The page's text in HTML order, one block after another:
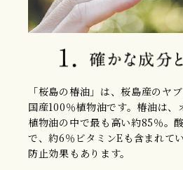
「桜島の椿油」は、桜島産のヤ
国産100％植物油です。椿油は
植物油の中で最も高い約85％。
で、約6％ビタミンEも含まれて
防止効果もあります。